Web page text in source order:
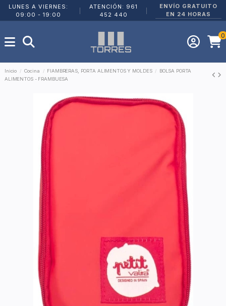
LUNES A VIERNES:
09:00 - 19:00
ATENCIÓN: 961
452 440
ENVÍO GRATUITO
EN 24 HORAS
0
Inicio Cocina FIAMBRERAS, PORTA ALIMENTOS Y MOLDES
BOLSA PORTA
ALIMENTOS - FRAMBUESA